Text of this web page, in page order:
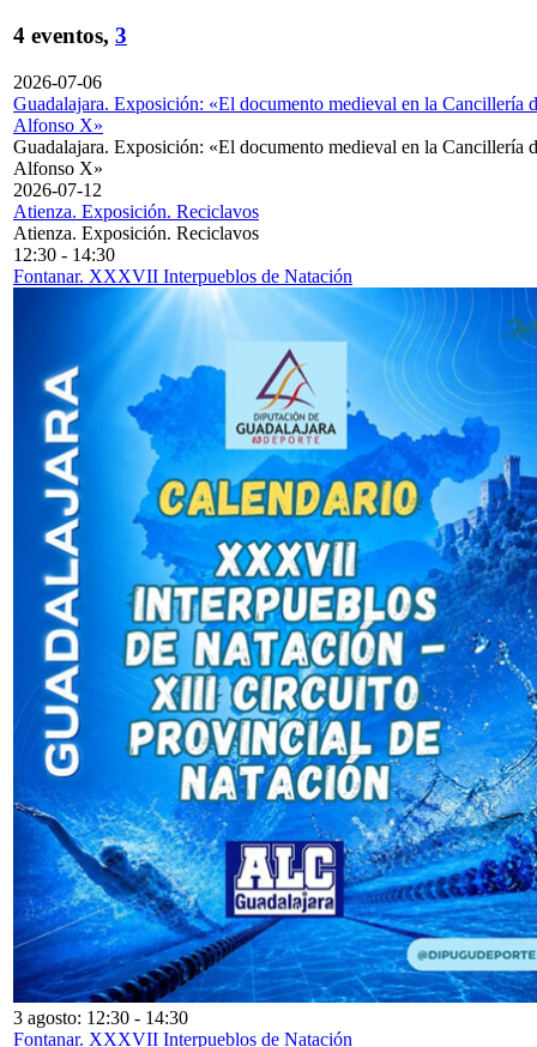
4 eventos, 3
2026-07-06
Guadalajara. Exposición: «El documento medieval en la Cancillería
Alfonso X»
Guadalajara. Exposición: «El documento medieval en la Cancillería
Alfonso X»
2026-07-12
Atienza. Exposición. Reciclavos
Atienza. Exposición. Reciclavos
12:30 - 14:30
Fontanar. XXXVII Interpueblos de Natación
3 agosto: 12:30 - 14:30
Fontanar. XXXVII Interpueblos de Natación